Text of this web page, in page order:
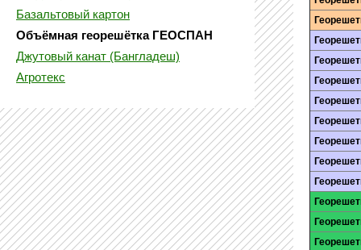
Базальтовый картон
Объёмная георешётка ГЕОСПАН
Джутовый канат (Бангладеш)
Агротекс